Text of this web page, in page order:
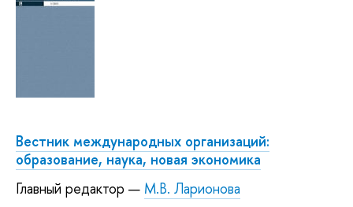
Вестник международных организаций:
образование, наука, новая экономика
Главный редактор — М.В. Ларионова